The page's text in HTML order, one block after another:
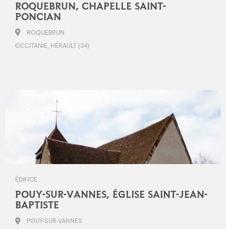
ROQUEBRUN, CHAPELLE SAINT-
PONCIAN
ROQUEBRUN
OCCITANIE, HÉRAULT (34)
ÉDIFICE
POUY-SUR-VANNES, ÉGLISE SAINT-JEAN-
BAPTISTE
POUY-SUR-VANNES